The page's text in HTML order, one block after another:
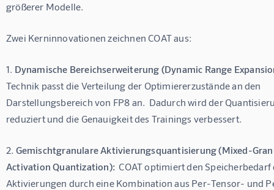
größerer Modelle.
Zwei Kerninnovationen zeichnen COAT aus:
1. Dynamische Bereichserweiterung (Dynamic Range
Technik passt die Verteilung der Optimiererzustände an den
Darstellungsbereich von FP8 an.  Dadurch wird der
reduziert und die Genauigkeit des Trainings verbessert.
2. Gemischtgranulare Aktivierungsquantisierung (Mixed-
Activation Quantization):
COAT optimiert den Speicherbedarf
Aktivierungen durch eine Kombination aus Per-Tensor- und